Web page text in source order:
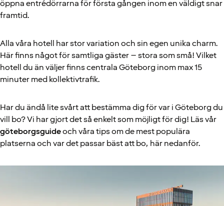
öppna entrédörrarna för första gången inom en väldigt snar
framtid.
Alla våra hotell har stor variation och sin egen unika charm.
Här finns något för samtliga gäster – stora som små! Vilket
hotell du än väljer finns centrala Göteborg inom max 15
minuter med kollektivtrafik.
Har du ändå lite svårt att bestämma dig för var i Göteborg du
vill bo? Vi har gjort det så enkelt som möjligt för dig! Läs vår
göteborgsguideoch våra tips om de mest populära
platserna och var det passar bäst att bo, här nedanför.